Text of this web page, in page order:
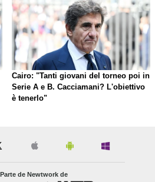
Cairo: "Tanti giovani del torneo poi in
Serie A e B. Cacciamani? L'obiettivo
è tenerlo"
Parte de Newtwork de